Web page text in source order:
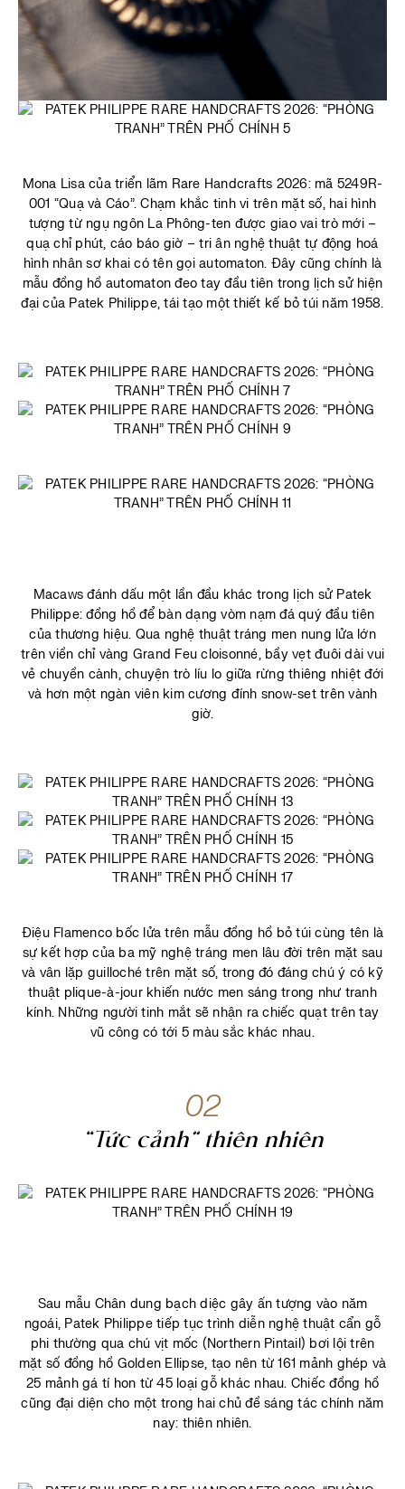
Mona Lisa của triển lãm Rare Handcrafts 2026: mã 5249R-
001 “Quạ và Cáo”. Chạm khắc tinh vi trên mặt số, hai hình
tượng từ ngụ ngôn La Phông-ten được giao vai trò mới –
quạ chỉ phút, cáo báo giờ – tri ân nghệ thuật tự động hoá
hình nhân sơ khai có tên gọi automaton. Đây cũng chính là
mẫu đồng hồ automaton đeo tay đầu tiên trong lịch sử hiện
đại của Patek Philippe, tái tạo một thiết kế bỏ túi năm 1958.
Macaws đánh dấu một lần đầu khác trong lịch sử Patek
Philippe: đồng hồ để bàn dạng vòm nạm đá quý đầu tiên
của thương hiệu. Qua nghệ thuật tráng men nung lửa lớn
trên viền chỉ vàng Grand Feu cloisonné, bầy vẹt đuôi dài vui
vẻ chuyền cành, chuyện trò líu lo giữa rừng thiêng nhiệt đới
và hơn một ngàn viên kim cương đính snow-set trên vành
giờ.
Điệu Flamenco bốc lửa trên mẫu đồng hồ bỏ túi cùng tên là
sự kết hợp của ba mỹ nghệ tráng men lâu đời trên mặt sau
và vân lặp guilloché trên mặt số, trong đó đáng chú ý có kỹ
thuật plique-à-jour khiến nước men sáng trong như tranh
kính. Những người tinh mắt sẽ nhận ra chiếc quạt trên tay
vũ công có tới 5 màu sắc khác nhau.
02
“Tức cảnh” thiên nhiên
Sau mẫu Chân dung bạch diệc gây ấn tượng vào năm
ngoái, Patek Philippe tiếp tục trình diễn nghệ thuật cẩn gỗ
phi thường qua chú vịt mốc (Northern Pintail) bơi lội trên
mặt số đồng hồ Golden Ellipse, tạo nên từ 161 mảnh ghép và
25 mảnh gá tí hon từ 45 loại gỗ khác nhau. Chiếc đồng hồ
cũng đại diện cho một trong hai chủ đề sáng tác chính năm
nay: thiên nhiên.